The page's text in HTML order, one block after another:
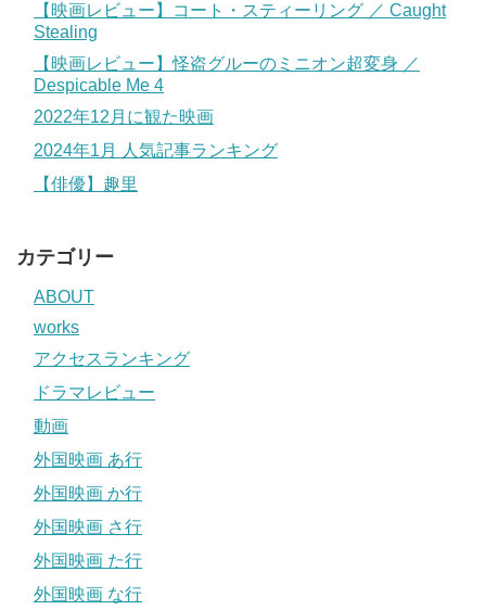
【映画レビュー】コート・スティーリング ／ Caught
Stealing
【映画レビュー】怪盗グルーのミニオン超変身 ／
Despicable Me 4
2022年12月に観た映画
2024年1月 人気記事ランキング
【俳優】趣里
カテゴリー
ABOUT
works
アクセスランキング
ドラマレビュー
動画
外国映画 あ行
外国映画 か行
外国映画 さ行
外国映画 た行
外国映画 な行